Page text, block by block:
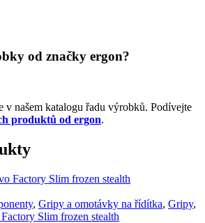
od značky ergon?
v našem katalogu řadu výrobků. Podívejte
produktů od ergon.
, Gripy a omotávky na řídítka, Gripy,
Slim frozen stealth